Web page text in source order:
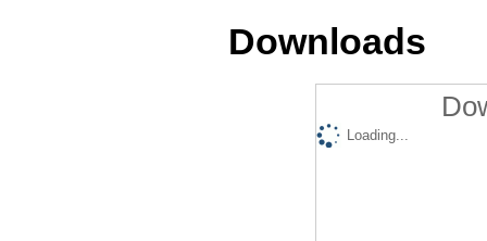
Downloads
Loading...